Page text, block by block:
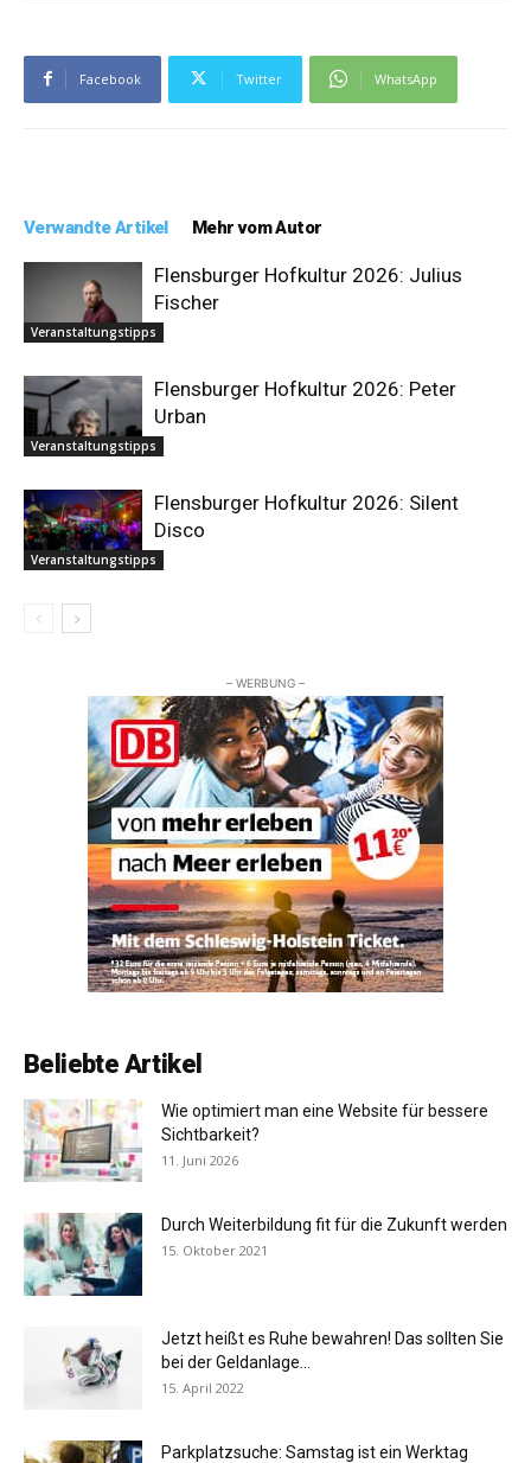
Facebook Twitter WhatsApp
Verwandte Artikel Mehr vom Autor
Veranstaltungstipps
Flensburger Hofkultur 2026: Julius
Fischer
Veranstaltungstipps
Flensburger Hofkultur 2026: Peter
Urban
Veranstaltungstipps
Flensburger Hofkultur 2026: Silent
Disco
– WERBUNG –
Beliebte Artikel
Wie optimiert man eine Website für bessere
Sichtbarkeit?
11. Juni 2026
Durch Weiterbildung fit für die Zukunft werden
15. Oktober 2021
Jetzt heißt es Ruhe bewahren! Das sollten Sie
bei der Geldanlage...
15. April 2022
Parkplatzsuche: Samstag ist ein Werktag